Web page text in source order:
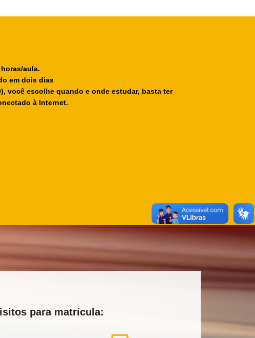
aula.
em dois dias
você escolhe quando e onde estudar, basta ter
à Internet.
para matrícula: